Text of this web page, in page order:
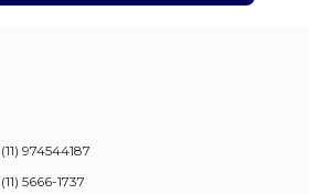
(11) 974544187
(11) 5666-1737